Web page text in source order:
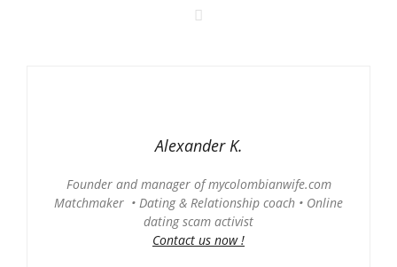
Alexander K.
Founder and manager of mycolombianwife.com
Matchmaker • Dating & Relationship coach • Online
dating scam activist
Contact us now !